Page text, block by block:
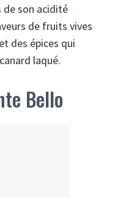
de son acidité
de fruits vives
des épices qui
laqué.
Bello